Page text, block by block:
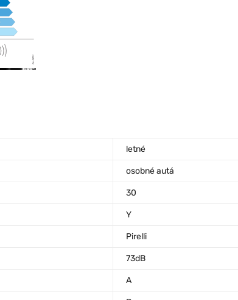
letné
osobné autá
30
Y
Pirelli
73dB
A